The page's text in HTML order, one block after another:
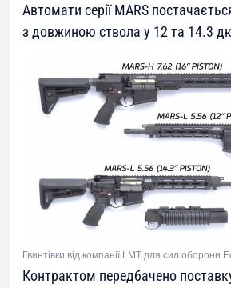
Автомати серії MARS
з довжиною ствола у 12 та 14.3
Гвинтівки від компанії LMT для сил оборони
Контрактом передбачено